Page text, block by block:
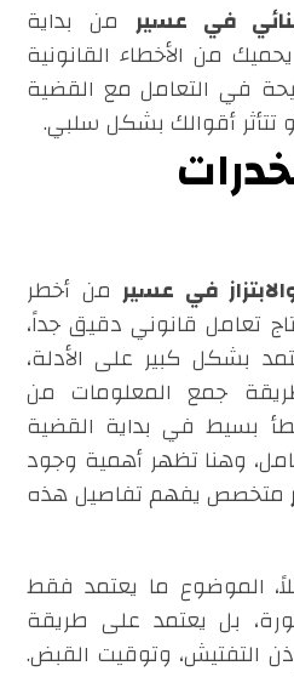
في عسير من بداية
من الأخطاء القانونية
في التعامل مع القضية
تتأثر أقوالك بشكل سلبي.
في عسيرمن أخطر
تعامل قانوني دقيق جداً،
بشكل كبير على الأدلة،
جمع المعلومات من
بسيط في بداية القضية
وهنا تظهر أهمية وجود
متخصص يفهم تفاصيل هذه
الموضوع ما يعتمد فقط
بل يعتمد على طريقة
التفتيش، وتوقيت القبض.